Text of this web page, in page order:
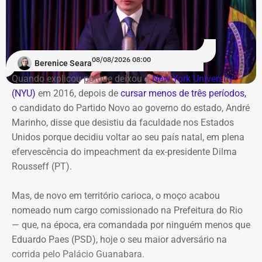
‘Agora faça esse vídeo chegar em
Laje do Muriaé’
O candidato termina o vídeo com um pedido aos
seguidores: “Agora faça esse vídeo chegar em Laje do
Muriaé”.
A estratégia coloca o pequeno município do Noroeste
Fluminense no centro de uma provocação eleitoral
incomum: ao invés de prometer levar recursos ou
simplesmente deixe de existir.
A região da Pequena África recebe neste sábado (8), a
partir das 14h, a 5ª edição da FliSamba. O evento ocupa
a Casa Savana, na Rua Camerino, 162, Centro. A
programação gratuita reúne shows, feira de
empreendedorismo, lançamentos de livros e debates
sobre carnaval e memória
O destaque musical fica por conta das apresentações de
Marina Iris e do tradicional grupo Terreiro de Crioulo, além
de homenagens emocionantes a Teresa Cristina, Milton
Manhães e ao mestre Candeia. A entrada é franca e com
classificação livre.
Berenice Seara08/08/2026 08:00
Quando explicou porque deixou aNew York University
(NYU) em 2016, depois de cursar menos de três períodos,
o candidato do Partido Novo ao governo do estado, André
Marinho, disse que desistiu da faculdade nos Estados
Unidos porque decidiu voltar ao seu país natal, em plena
efervescência do impeachment da ex-presidente Dilma
Rousseff (PT).
Mas, de novo em território carioca, o moço acabou
nomeado num cargo comissionado na Prefeitura do Rio
— que, na época, era comandada por ninguém menos que
Eduardo Paes (PSD), hoje o seu maior adversário na
corrida pelo Palácio Guanabara.